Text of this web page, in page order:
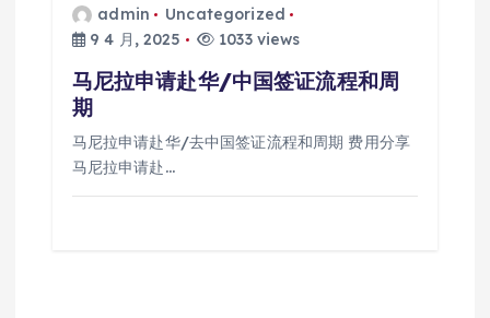
admin
Uncategorized
9 4 月, 2025
1033 views
马尼拉申请赴华/中国签证流程和周
期
马尼拉申请赴华/去中国签证流程和周期 费用分享
马尼拉申请赴…